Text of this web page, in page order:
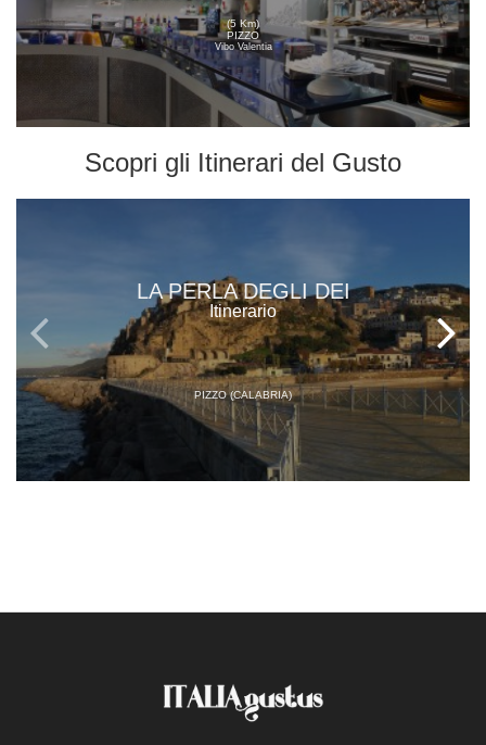
(5 Km)
PIZZO
Vibo Valentia
Scopri gli Itinerari del Gusto
LA PERLA DEGLI DEI
Itinerario
PIZZO (CALABRIA)